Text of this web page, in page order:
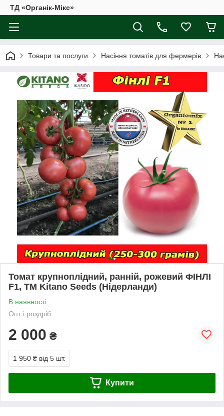
ТД «Органік-Мікс»
Товари та послуги Насіння томатів для фермерів
Томат крупноплідний, ранній, рожевий ФІНЛІ
F1, ТМ Kitano Seeds (Нідерланди)
В наявності
Опт і роздріб
2 000 ₴
1 950 ₴ від 5 шт.
Купити